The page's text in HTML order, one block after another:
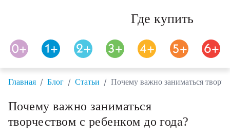
Где купить
Главная / Блог / Статьи / Почему важно заниматься
Почему важно заниматься
творчеством с ребенком до года?